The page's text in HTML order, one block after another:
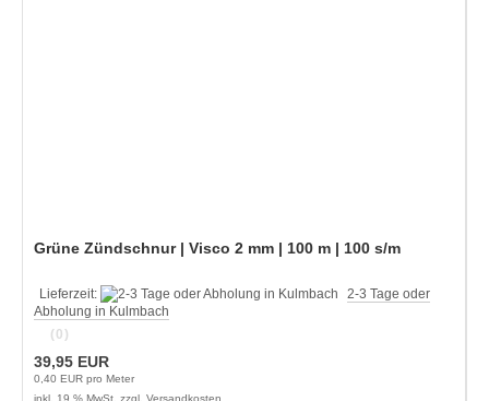
Grüne Zündschnur | Visco 2 mm | 100 m | 100 s/m
Lieferzeit:
2-3 Tage oder
Abholung in Kulmbach
(0)
39,95 EUR
0,40 EUR pro Meter
inkl. 19 % MwSt. zzgl. Versandkosten